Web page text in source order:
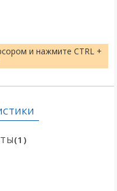
и нажмите CTRL +
(1)